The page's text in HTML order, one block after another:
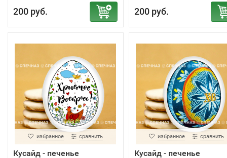
200 руб. 200 руб.
избранное сравнить
Кусайд - печенье
избранное сравнить
Кусайд - печенье